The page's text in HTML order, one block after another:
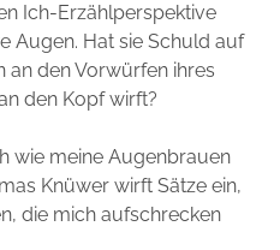
Ich-Erzählperspektive
Augen. Hat sie Schuld auf
an den Vorwürfen ihres
den Kopf wirft?
wie meine Augenbrauen
Knüwer wirft Sätze ein,
die mich aufschrecken